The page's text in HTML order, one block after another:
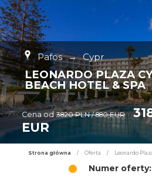
Pafos → Cypr
LEONARDO PLAZA
BEACH HOTEL & SPA
Cena od 3820 PLN / 880 EUR
EUR
Strona główna / Oferta / Leonardo
Numer oferty: